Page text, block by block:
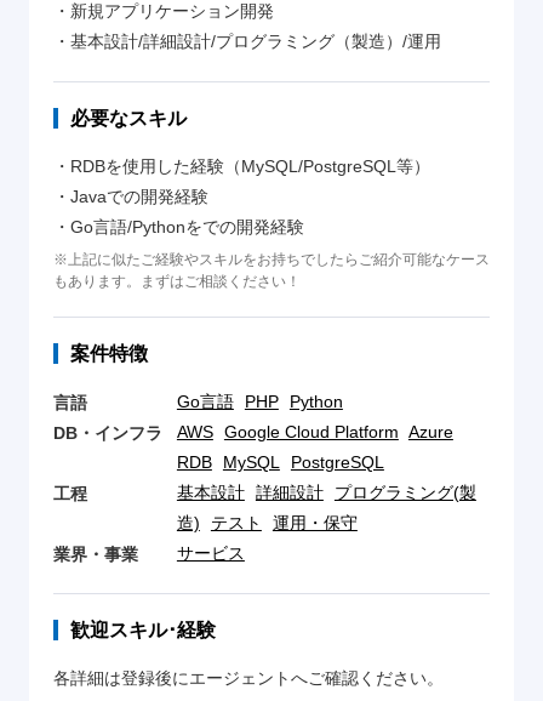
・新規アプリケーション開発
・基本設計/詳細設計/プログラミング（製造）/運用
必要なスキル
・RDBを使用した経験（MySQL/PostgreSQL等）
・Javaでの開発経験
・Go言語/Pythonをでの開発経験
※上記に似たご経験やスキルをお持ちでしたらご紹介可能なケース
もあります。まずはご相談ください！
案件特徴
言語 Go言語 PHP
Python
DB・インフラ
AWS Google Cloud Platform Azure
RDB
MySQL
PostgreSQL
工程
基本設計 詳細設計
プログラミング(製
造)
テスト
運用・保守
業界・事業
サービス
歓迎スキル･経験
各詳細は登録後にエージェントへご確認ください。